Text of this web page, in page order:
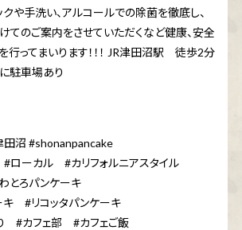
や手洗い、アルコールでの除菌を徹底し、
てのご案内をさせていただくなど健康、安全
行ってまいります！！！ JR津田沼駅 徒歩2分
駐車場あり
田沼 #shonanpancake
ローカル #カリフォルニアスタイル
とろパンケーキ
#リコッタパンケーキ
#カフェ部 #カフェご飯